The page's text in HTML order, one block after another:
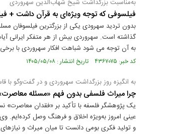
به‌مناسبت بزرگداشت شیخ شهاب‌الدین سهروردی
فیلسوفی که توجه ویژه‌ای به قرآن داشت +
بدون تردید سهرودی یکی از بزرگترین فیلسوفان
گذاشته است. سهروردی بیش از هر متفکر ایرانی
به آن توجه می شود شباهت افکار سهروردی با
کد خبر: ۴۳۶۷۰۷۵ تاریخ انتشار : ۱۴۰۵/۰۵/۰۸
به انگیزه روز بزرگداشت سهروردی و در گفت‌وگو با
چرا میراث فلسفی بدون فهم «مسئله
یک پژوهشگر فلسفه با تأکید بر «فقدان
عینی امروز به‌ویژه اخلاق و فرهنگ وصل کرده‌ایم.
و تولید فکری بومی دانست تا میان میراث و